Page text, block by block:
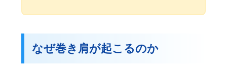
なぜ巻き肩が起こるのか